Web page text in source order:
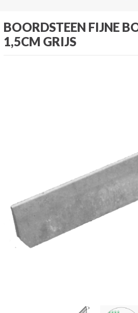
BOORDSTEEN FIJNE
1,5CM GRIJS